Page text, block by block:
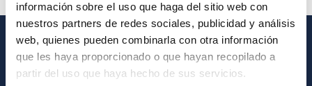
información sobre el uso que haga del sitio web con
nuestros partners de redes sociales, publicidad y análisis
web, quienes pueden combinarla con otra información
que les haya proporcionado o que hayan recopilado a
partir del uso que haya hecho de sus servicios.
GENERAL INFORMATION